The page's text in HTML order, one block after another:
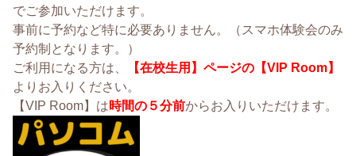
でご参加いただけます。
事前に予約など特に必要ありません。（スマホ体験会のみ
予約制となります。）
ご利用になる方は、
【在校生用】ページの【VIP Room】
よりお入りください。
【VIP Room】は時間の５分前からお入りいただけます。